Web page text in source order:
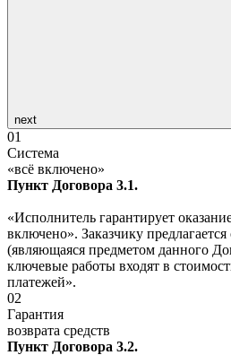
next
01
Система
«всё включено»
Пункт Договора 3.1.
«Исполнитель гарантирует
включено». Заказчику
(являющаяся предметом данного
ключевые работы входят в
платежей».
02
Гарантия
возврата средств
Пункт Договора 3.2.